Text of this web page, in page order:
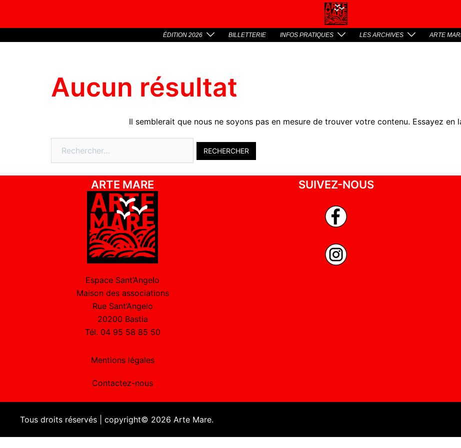
ÉDITION 2026 BILLETTERIE INFOS PRATIQUES LES ARCHIVES ARTE
Aucun résultat
Il semblerait que nous ne soyons pas en mesure de trouver votre contenu. Essayez en
ARTE MARE
Espace Sant’Angelo
Maison des associations
Rue Sant’Angelo
20200 Bastia
Tél. 04 95 58 85 50
Mentions légales
Contactez-nous
SUIVEZ-NOUS
Tous droits réservés | copyright© 2026 Arte Mare.